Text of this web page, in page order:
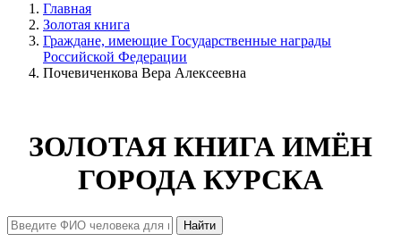
Главная
Золотая книга
Граждане, имеющие Государственные награды
Российской Федерации
Почевиченкова Вера Алексеевна
ЗОЛОТАЯ КНИГА ИМЁН
ГОРОДА КУРСКА
Найти